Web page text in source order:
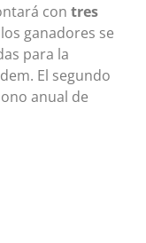
con tres
ganadores se
para la
El segundo
anual de